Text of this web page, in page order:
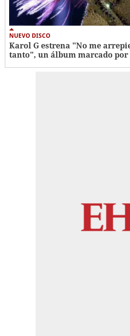
NUEVO DISCO
Karol G estrena "No me
tanto", un álbum marcado por